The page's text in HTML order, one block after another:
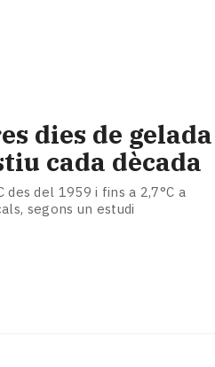
dies de gelada
cada dècada
del 1959 i fins a 2,7°C a
segons un estudi